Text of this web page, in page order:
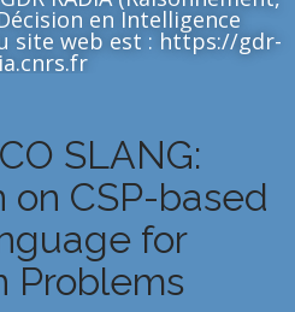
en Intelligence
site web est : https://gdr-
SLANG:
on CSP-based
for
Problems